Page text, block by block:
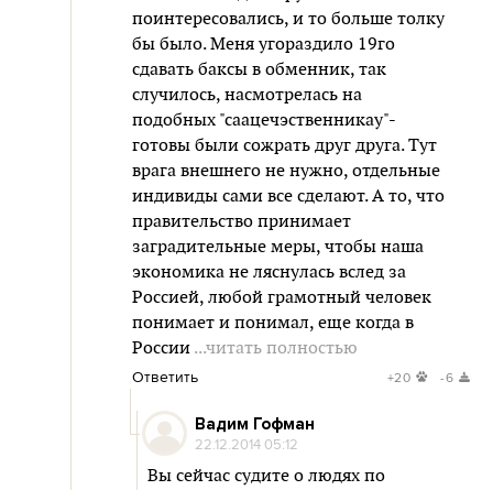
поинтересовались, и то больше толку
бы было. Меня угораздило 19го
сдавать баксы в обменник, так
случилось, насмотрелась на
подобных "саацечэственникау"-
готовы были сожрать друг друга. Тут
врага внешнего не нужно, отдельные
индивиды сами все сделают. А то, что
правительство принимает
заградительные меры, чтобы наша
экономика не ляснулась вслед за
Россией, любой грамотный человек
понимает и понимал, еще когда в
России ...читать полностью
Ответить +20 -6
Вадим Гофман
22.12.2014 05:12
Вы сейчас судите о людях по